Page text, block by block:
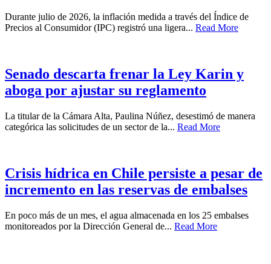
Durante julio de 2026, la inflación medida a través del Índice de
Precios al Consumidor (IPC) registró una ligera... Read More
Senado descarta frenar la Ley Karin y
aboga por ajustar su reglamento
La titular de la Cámara Alta, Paulina Núñez, desestimó de manera
categórica las solicitudes de un sector de la... Read More
Crisis hídrica en Chile persiste a pesar de
incremento en las reservas de embalses
En poco más de un mes, el agua almacenada en los 25 embalses
monitoreados por la Dirección General de... Read More